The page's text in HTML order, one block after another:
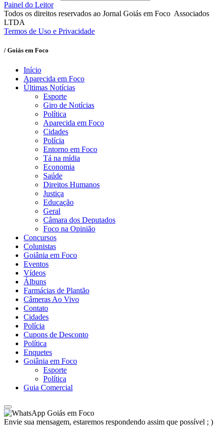
Painel do Leitor
Todos os direitos reservados ao Jornal Goiás em Foco Associados
LTDA
Termos de Uso e Privacidade
/ Goiás em Foco
Início
Aparecida em Foco
Últimas Notícias
Esporte
Giro de Notícias
Política
Aparecida em Foco
Cidades
Polícia
Entorno em Foco
Tá na mídia
Economia
Saúde
Direitos Humanos
Justiça
Educação
Geral
Câmara dos Deputados
Foco na Opinião
Concursos
Colunistas
Goiânia em Foco
Eventos
Vídeos
Álbuns
Farmácias de Plantão
Câmeras Ao Vivo
Contato
Cidades
Polícia
Cupons de Desconto
Política
Enquetes
Goiânia em Foco
Esporte
Política
Guia Comercial
Goiás em Foco
Envie sua mensagem, estaremos respondendo assim que possível ; )